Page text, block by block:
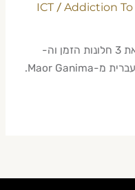
/Addiction To
ICT Silver Bullet הסבר מלא: למד את 3 חלונות הזמן וה-